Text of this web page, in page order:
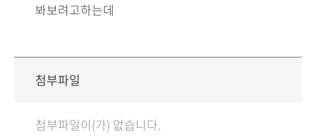
봐보려고하는데
첨부파일
첨부파일이(가) 없습니다.